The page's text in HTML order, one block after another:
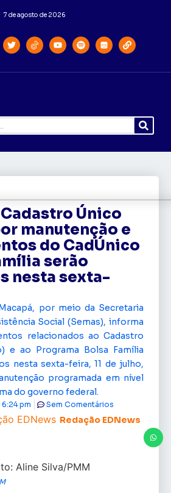
7 de agosto de 2026
Único
manutenção e
do CadÚnico
serão
nesta sexta-
por meio da Secretaria
Social (Semas), informa
relacionados ao Cadastro
e ao Programa Bolsa Família
nesta sexta-feira, 11 de julho,
programada em nível
do governo federal.
Redação EDNews
6:24 pm Sem Comentários